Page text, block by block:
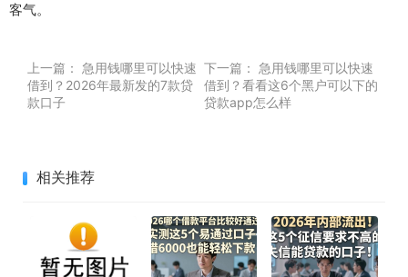
客气。
上一篇：
急用钱哪里可以快速
借到？2026年最新发的7款贷
款口子
下一篇：
急用钱哪里可以快速
借到？看看这6个黑户可以下的
贷款app怎么样
相关推荐